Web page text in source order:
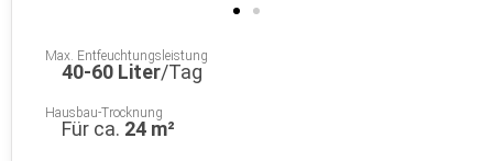
Max. Entfeuchtungsleistung
40-60 Liter/Tag
Hausbau-Trocknung
Für ca. 24 m²